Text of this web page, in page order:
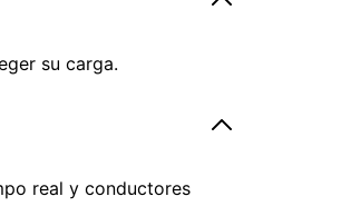
su carga.
real y conductores